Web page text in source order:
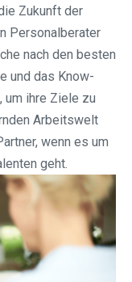
Zukunft der
Personalberater
nach den besten
und das Know-
um ihre Ziele zu
Arbeitswelt
wenn es um
geht.